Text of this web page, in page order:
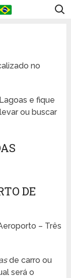
no
e fique
ou buscar
DE
– Três
de carro ou
será o